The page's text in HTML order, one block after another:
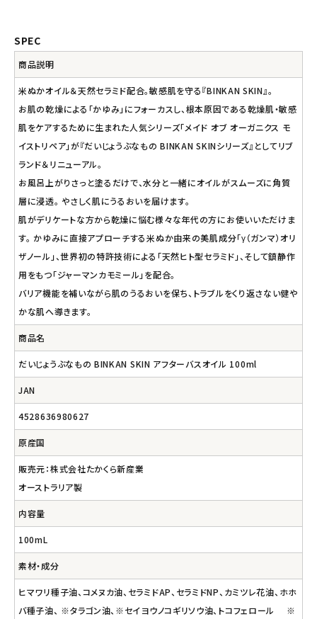
SPEC
商品説明
米ぬかオイル＆天然セラミド配合。敏感肌を守る『BINKAN SKIN』。
お肌の乾燥による「かゆみ」にフォーカスし、根本原因である乾燥肌・敏感
肌をケアするために生まれた人気シリーズ「メイド オブ オーガニクス モ
イストリペア」が『だいじょうぶなもの BINKAN SKINシリーズ』としてリブ
ランド＆リニューアル。
お風呂上がりさっと塗るだけで、水分と一緒にオイルがスムーズに角質
層に浸透。 やさしく肌にうるおいを届けます。
肌がデリケートな方から乾燥に悩む様々な年代の方にお使いいただけま
す。 かゆみに直接アプローチする米ぬか由来の美肌成分「γ（ガンマ）オリ
ザノール」、世界初の特許技術による「天然ヒト型セラミド」、そして鎮静作
用をもつ「ジャーマンカモミール」を配合。
バリア機能を補いながら肌のうるおいを保ち、トラブルをくり返さない健や
かな肌へ導きます。
商品名
だいじょうぶなもの BINKAN SKIN アフターバスオイル 100ml
JAN
4528636980627
原産国
販売元：株式会社たかくら新産業
オーストラリア製
内容量
100mL
素材・成分
ヒマワリ種子油、コメヌカ油、セラミドAP、セラミドNP、カミツレ花油、ホホ
バ種子油、 ※タラゴン油、※セイヨウノコギリソウ油、トコフェロール ※